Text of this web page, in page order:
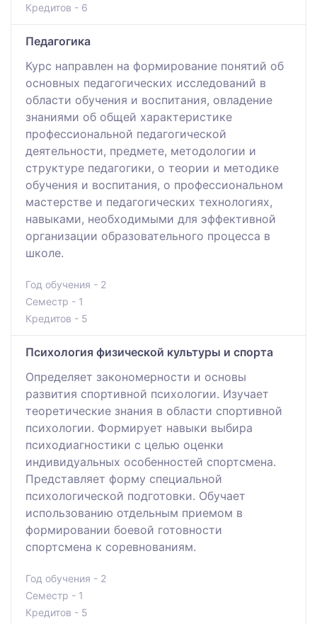
Кредитов - 6
Педагогика
Курс направлен на формирование понятий об
основных педагогических исследований в
области обучения и воспитания, овладение
знаниями об общей характеристике
профессиональной педагогической
деятельности, предмете, методологии и
структуре педагогики, о теории и методике
обучения и воспитания, о профессиональном
мастерстве и педагогических технологиях,
навыками, необходимыми для эффективной
организации образовательного процесса в
школе.
Год обучения - 2
Семестр - 1
Кредитов - 5
Психология физической культуры и спорта
Определяет закономерности и основы
развития спортивной психологии. Изучает
теоретические знания в области спортивной
психологии. Формирует навыки выбира
психодиагностики с целью оценки
индивидуальных особенностей спортсмена.
Представляет форму специальной
психологической подготовки. Обучает
использованию отдельным приемом в
формировании боевой готовности
спортсмена к соревнованиям.
Год обучения - 2
Семестр - 1
Кредитов - 5